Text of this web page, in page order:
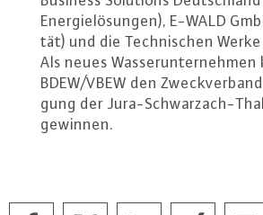
En­er­gie­lö­sun­gen), E-WALD
tät) und die Tech­ni­schen
Als neues Was­ser­un­ter­neh­men
BDEW/VBEW den
gung der Ju­ra-Schwar­zach-
gewinnen.